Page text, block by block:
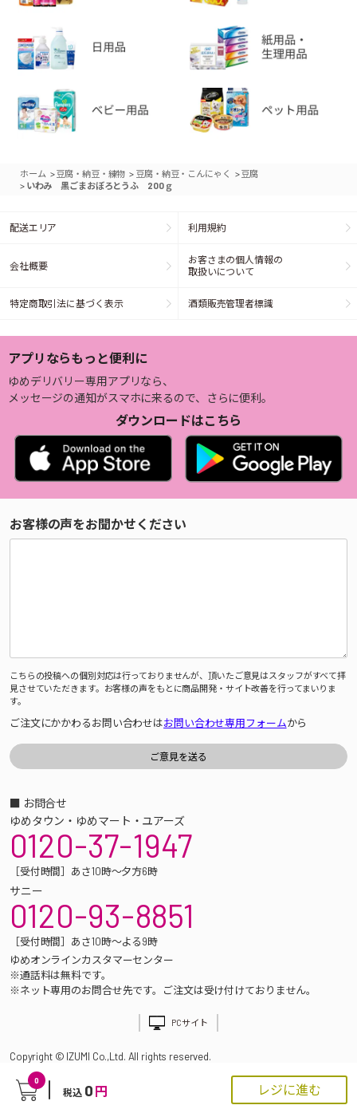
0
税込 0 円 レジに進む
ホーム >豆腐・納豆・練物 > 豆腐・納豆・こんにゃく >豆腐
> いわみ 黒ごまおぼろとうふ 200ｇ
配送エリア 利用規約
会社概要
お客さまの個人情報の
取扱いについて
特定商取引法に基づく表示 酒類販売管理者標識
アプリならもっと便利に
ゆめデリバリー専用アプリなら、
メッセージの通知がスマホに来るので、さらに便利。
ダウンロードはこちら
お客様の声をお聞かせください
こちらの投稿への個別対応は行っておりませんが、頂いたご意見はスタッフがすべて拝
見させていただきます。お客様の声をもとに商品開発・サイト改善を行ってまいりま
す。
ご注文にかかわるお問い合わせはお問い合わせ専用フォームから
■ お問合せ
ゆめタウン・ゆめマート・ユアーズ
0120-37-1947
［受付時間］あさ10時～夕方6時
サニー
0120-93-8851
［受付時間］あさ10時～よる9時
ゆめオンラインカスタマーセンター
※通話料は無料です。
※ネット専用のお問合せ先です。ご注文は受け付けておりません。
PCサイト
Copyright © IZUMI Co.,Ltd. All rights reserved.